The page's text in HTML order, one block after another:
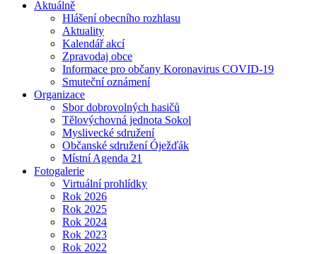
Aktuálně
Hlášení obecního rozhlasu
Aktuality
Kalendář akcí
Zpravodaj obce
Informace pro občany Koronavirus COVID-19
Smuteční oznámení
Organizace
Sbor dobrovolných hasičů
Tělovýchovná jednota Sokol
Myslivecké sdružení
Občanské sdružení Óježďák
Místní Agenda 21
Fotogalerie
Virtuální prohlídky
Rok 2026
Rok 2025
Rok 2024
Rok 2023
Rok 2022